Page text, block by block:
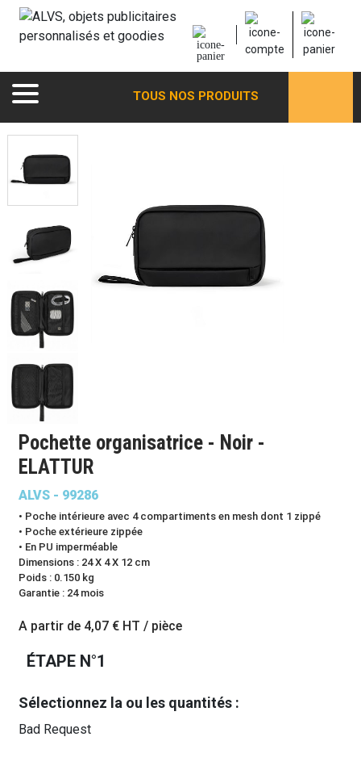
TOUS NOS PRODUITS
Pochette organisatrice - Noir -
ELATTUR
ALVS - 99286
• Poche intérieure avec 4 compartiments en mesh dont 1 zippé
• Poche extérieure zippée
• En PU imperméable
Dimensions : 24 X 4 X 12 cm
Poids : 0.150 kg
Garantie : 24 mois
A partir de 4,07 € HT / pièce
ÉTAPE N°1
Sélectionnez la ou les quantités :
Bad Request